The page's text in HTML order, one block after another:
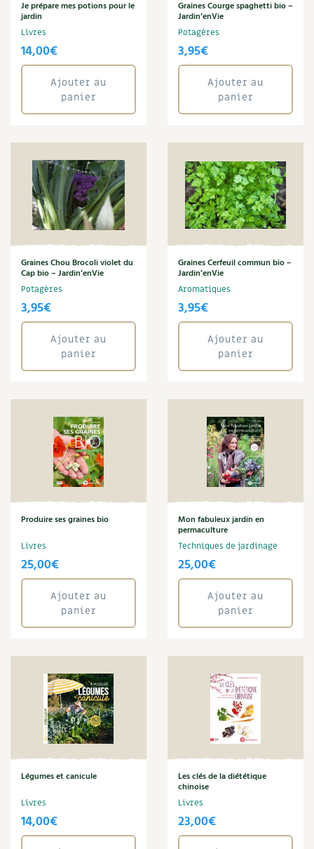
Je prépare mes potions pour le
jardin
Livres
14,00€
Ajouter au
panier
Graines Courge spaghetti bio –
Jardin’enVie
Potagères
3,95€
Ajouter au
panier
Graines Chou Brocoli violet du
Cap bio – Jardin’enVie
Potagères
3,95€
Ajouter au
panier
Graines Cerfeuil commun bio –
Jardin’enVie
Aromatiques
3,95€
Ajouter au
panier
Produire ses graines bio
Livres
25,00€
Ajouter au
panier
Mon fabuleux jardin en
permaculture
Techniques de jardinage
25,00€
Ajouter au
panier
Légumes et canicule
Livres
14,00€
Les clés de la diététique
chinoise
Livres
23,00€